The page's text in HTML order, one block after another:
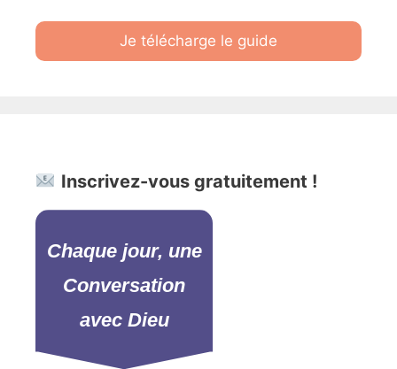
Je télécharge le guide
Inscrivez-vous gratuitement !
Chaque jour, une
Conversation
avec Dieu